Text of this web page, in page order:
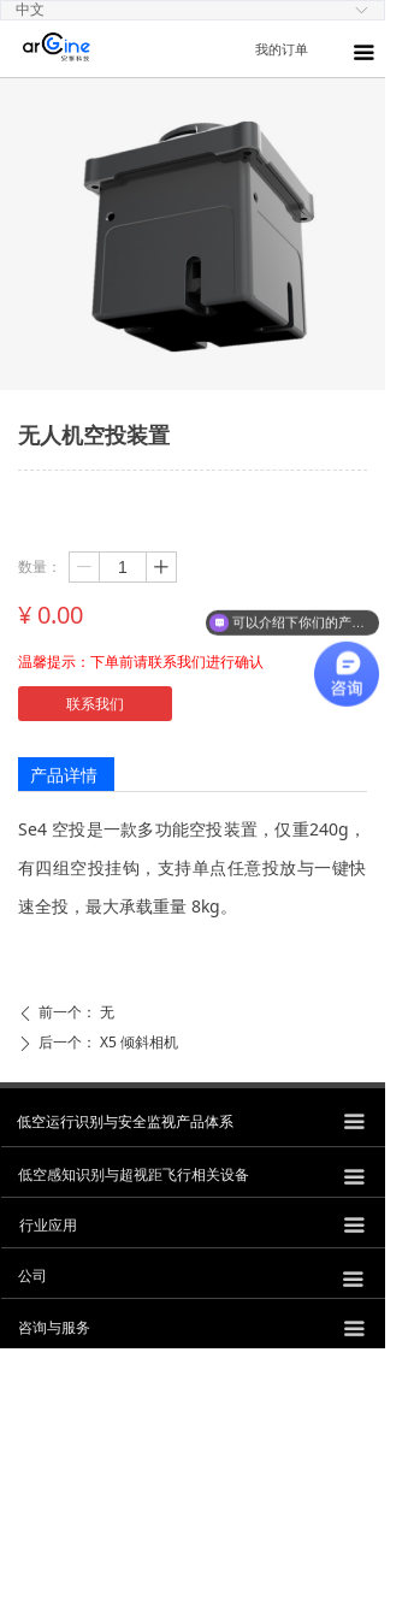
我的订单 끀
ꀅ
中文
无人机空投装置
数量： ꄷ ꄸ
温馨提示：下单前请联系我们进行确认
联系我们
¥ 0.00
产品详情
Se4 空投是一款多功能空投装置，仅重240g，
有四组空投挂钩，支持单点任意投放与一键快
速全投，最大承载重量 8kg。
ꄴ 前一个： 无
ꄲ 后一个： X5 倾斜相机
首页 我的
低空运行识别与安全监视产品体系
低空感知识别与超视距飞行相关设备 끀
行业应用
公司 끀
끀
咨询与服务 끀
끀
可以介绍下你们的产品么